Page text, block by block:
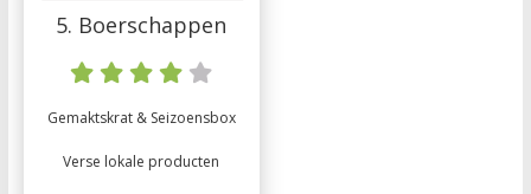
5. Boerschappen
Gemaktskrat & Seizoensbox
Verse lokale producten